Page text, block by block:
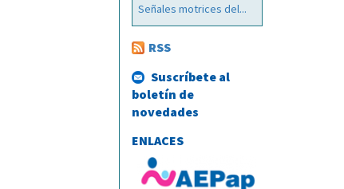
Señales motrices del...
RSS
Suscríbete al
boletín de
novedades
ENLACES